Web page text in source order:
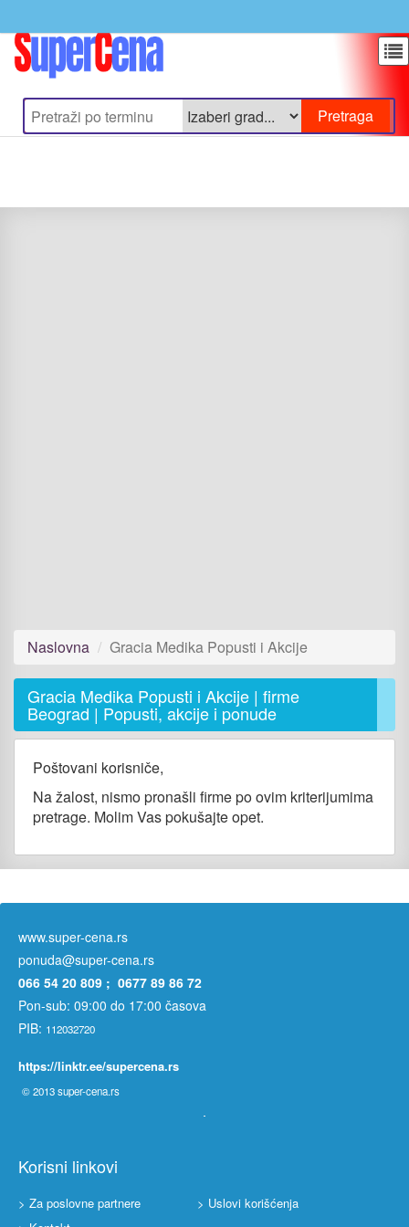
Naslovna Gracia Medika Popusti i Akcije
Gracia Medika Popusti i Akcije | firme
Beograd | Popusti, akcije i ponude
Poštovani korisniče,
Na žalost, nismo pronašli firme po ovim kriterijumima
pretrage. Molim Vas pokušajte opet.
www.super-cena.rs
ponuda@super-cena.rs
066 54 20 809 ; 0677 89 86 72
Pon-sub: 09:00 do 17:00 časova
PIB: 112032720
https://linktr.ee/supercena.rs
© 2013super-cena.rs
Korisni linkovi
> Za poslovne partnere
> Uslovi korišćenja